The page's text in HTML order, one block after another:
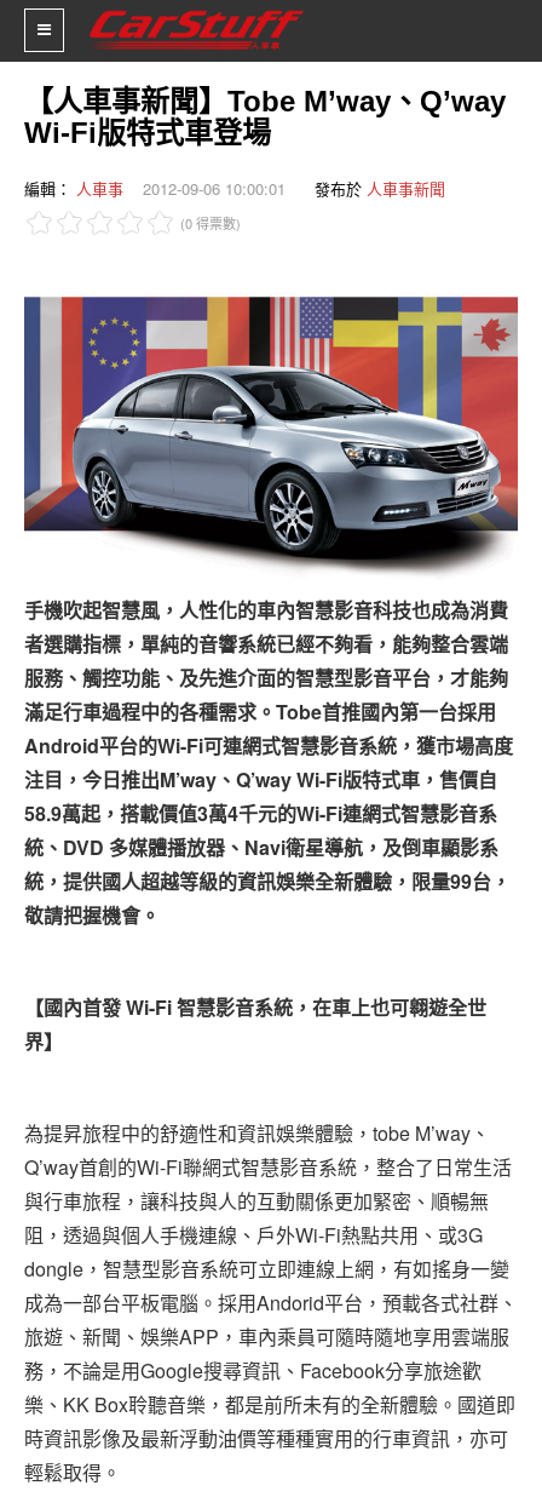
新車價格
車市新聞
輪胎特區
促銷訊息
人車軼事
試車報導
車型比拼
兩輪世界
【人車事新聞】Tobe M’way、Q’way
Wi-Fi版特式車登場
編輯： 人車事 2012-09-06 10:00:01 發布於 人車事新聞
(0 得票數)
手機吹起智慧風，人性化的車內智慧影音科技也成為消費
者選購指標，單純的音響系統已經不夠看，能夠整合雲端
服務、觸控功能、及先進介面的智慧型影音平台，才能夠
滿足行車過程中的各種需求。Tobe首推國內第一台採用
Android平台的Wi-Fi可連網式智慧影音系統，獲市場高度
注目，今日推出M’way、Q’way Wi-Fi版特式車，售價自
58.9萬起，搭載價值3萬4千元的Wi-Fi連網式智慧影音系
統、DVD 多媒體播放器、Navi衛星導航，及倒車顯影系
統，提供國人超越等級的資訊娛樂全新體驗，限量99台，
敬請把握機會。
【國內首發 Wi-Fi 智慧影音系統，在車上也可翱遊全世
界】
為提昇旅程中的舒適性和資訊娛樂體驗，tobe M’way、
Q’way首創的Wi-Fi聯網式智慧影音系統，整合了日常生活
與行車旅程，讓科技與人的互動關係更加緊密、順暢無
阻，透過與個人手機連線、戶外Wi-Fi熱點共用、或3G
dongle，智慧型影音系統可立即連線上網，有如搖身一變
成為一部台平板電腦。採用Andorid平台，預載各式社群、
旅遊、新聞、娛樂APP，車內乘員可隨時隨地享用雲端服
務，不論是用Google搜尋資訊、Facebook分享旅途歡
樂、KK Box聆聽音樂，都是前所未有的全新體驗。國道即
時資訊影像及最新浮動油價等種種實用的行車資訊，亦可
輕鬆取得。